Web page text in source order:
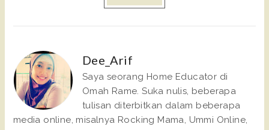
Dee_Arif
Saya seorang Home Educator di
Omah Rame. Suka nulis, beberapa
tulisan diterbitkan dalam beberapa
media online, misalnya Rocking Mama, Ummi Online,